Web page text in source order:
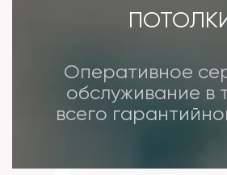
О компании
Оперативное
обслуживание в
всего